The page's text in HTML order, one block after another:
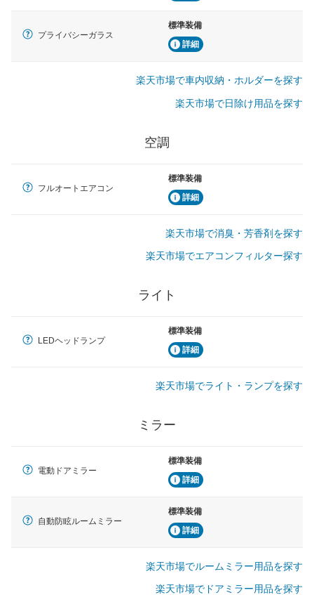
プライバシーガラス
標準装備
詳細
楽天市場で車内収納・ホルダーを探す
楽天市場で日除け用品を探す
空調
フルオートエアコン
標準装備
詳細
楽天市場で消臭・芳香剤を探す
楽天市場でエアコンフィルター探す
ライト
LEDヘッドランプ
標準装備
詳細
楽天市場でライト・ランプを探す
ミラー
電動ドアミラー
標準装備
詳細
自動防眩ルームミラー
標準装備
詳細
楽天市場でルームミラー用品を探す
楽天市場でドアミラー用品を探す